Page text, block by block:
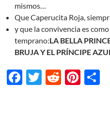
mismos…
Que Caperucita Roja,
y que la convivencia es
temprano:LA BELLA
BRUJA Y EL PRÍNCIPE
F
T
R
Pi